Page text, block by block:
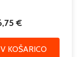
€
KOŠARICO